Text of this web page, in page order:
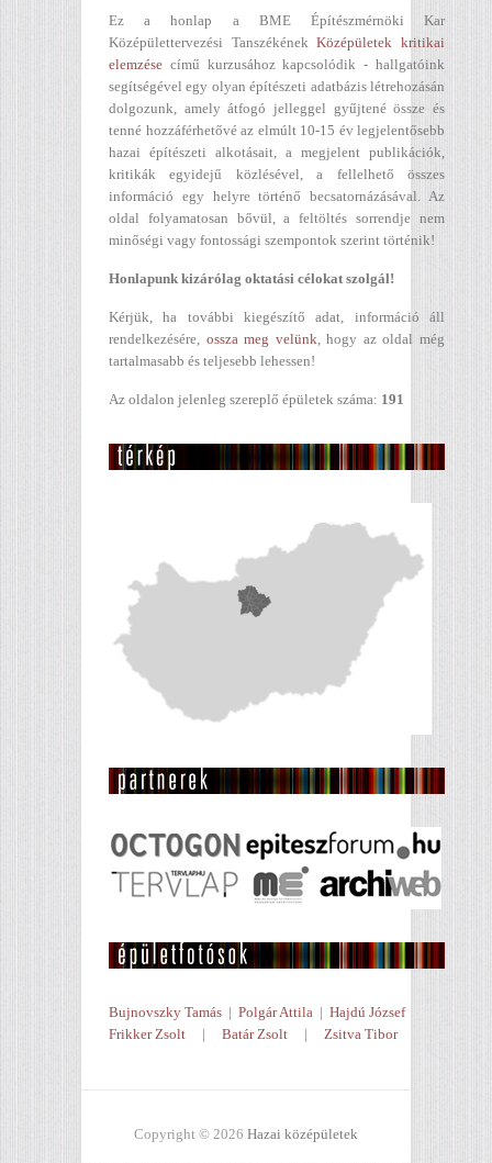
Ez a honlap a BME Építészmérnöki Kar
Középülettervezési TanszékénekKözépületek kritikai
elemzése című kurzusához kapcsolódik - hallgatóink
segítségével egy olyan építészeti adatbázis létrehozásán
dolgozunk, amely átfogó jelleggel gyűjtené össze és
tenné hozzáférhetővé az elmúlt 10-15 év legjelentősebb
hazai építészeti alkotásait, a megjelent publikációk,
kritikák egyidejű közlésével, a fellelhető összes
információ egy helyre történő becsatornázásával. Az
oldal folyamatosan bővül, a feltöltés sorrendje nem
minőségi vagy fontossági szempontok szerint történik!
Honlapunk kizárólag oktatási célokat szolgál!
Kérjük, ha további kiegészítő adat, információ áll
rendelkezésére, ossza meg velünk, hogy az oldal még
tartalmasabb és teljesebb lehessen!
Az oldalon jelenleg szereplő épületek száma: 191
Bujnovszky Tamás | Polgár Attila | Hajdú József
Frikker Zsolt | Batár Zsolt | Zsitva Tibor
Copyright © 2026 Hazai középületek